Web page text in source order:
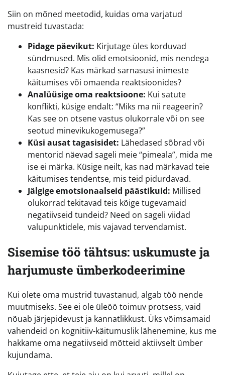
Siin on mõned meetodid, kuidas oma varjatud
mustreid tuvastada:
Pidage päevikut: Kirjutage üles korduvad
sündmused. Mis olid emotsioonid, mis nendega
kaasnesid? Kas märkad sarnasusi inimeste
käitumises või omaenda reaktsioonides?
Analüüsige oma reaktsioone: Kui satute
konflikti, küsige endalt: “Miks ma nii reageerin?
Kas see on otsene vastus olukorrale või on see
seotud minevikukogemusega?”
Küsi ausat tagasisidet: Lähedased sõbrad või
mentorid näevad sageli meie “pimeala”, mida me
ise ei märka. Küsige neilt, kas nad märkavad teie
käitumises tendentse, mis teid pidurdavad.
Jälgige emotsionaalseid päästikuid: Millised
olukorrad tekitavad teis kõige tugevamaid
negatiivseid tundeid? Need on sageli viidad
valupunktidele, mis vajavad tervendamist.
Sisemise töö tähtsus: uskumuste ja
harjumuste ümberkodeerimine
Kui olete oma mustrid tuvastanud, algab töö nende
muutmiseks. See ei ole üleöö toimuv protsess, vaid
nõuab järjepidevust ja kannatlikkust. Üks võimsamaid
vahendeid on kognitiiv-käitumuslik lähenemine, kus me
hakkame oma negatiivseid mõtteid aktiivselt ümber
kujundama.